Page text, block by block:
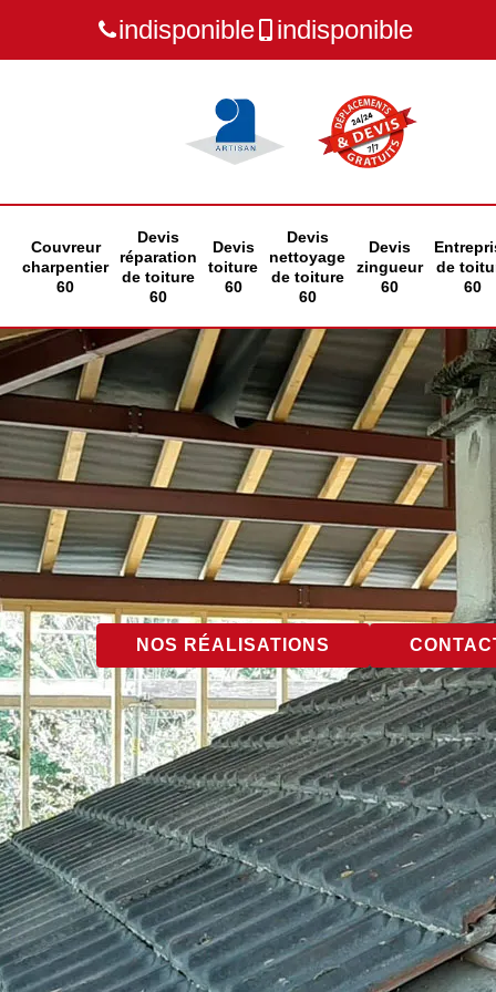
indisponible indisponible
Couvreur
charpentier
60
Devis
réparation
de toiture
60
Devis
toiture
60
Devis
nettoyage
de toiture
60
Devis
zingueur
60
de
60
NOS RÉALISATIONS